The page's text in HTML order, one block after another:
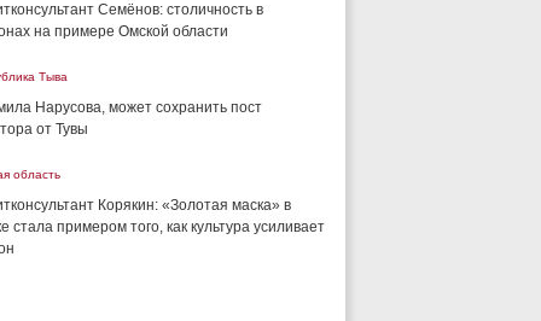
Семёнов: столичность в
на примере Омской области
Тыва
Нарусова, может сохранить пост
от Тувы
область
Корякин: «Золотая маска» в
стала примером того, как культура усиливает